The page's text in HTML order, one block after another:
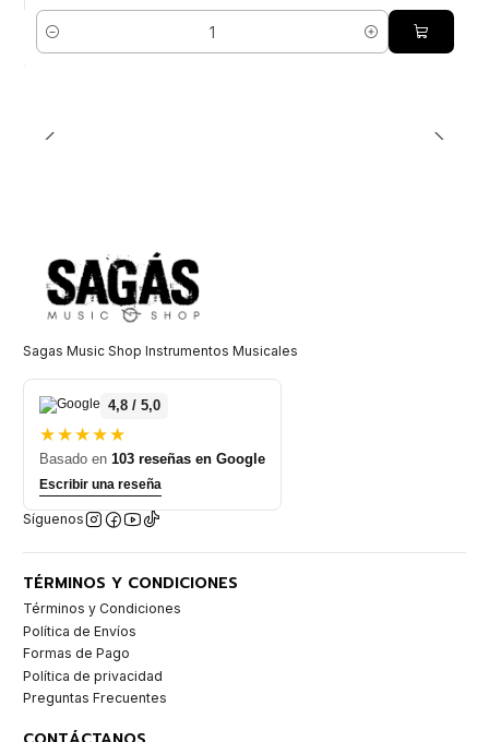
Cantidad
Sagas Music Shop Instrumentos Musicales
4,8 / 5,0
★★★★★
Basado en 103 reseñas en Google
Escribir una reseña
Síguenos
TÉRMINOS Y CONDICIONES
Términos y Condiciones
Política de Envíos
Formas de Pago
Política de privacidad
Preguntas Frecuentes